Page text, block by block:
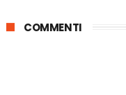
COMMENTI